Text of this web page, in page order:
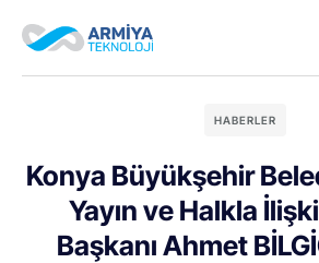
HABERLER
Konya Büyükşehir
Yayın ve Halkla
Başkanı Ahmet